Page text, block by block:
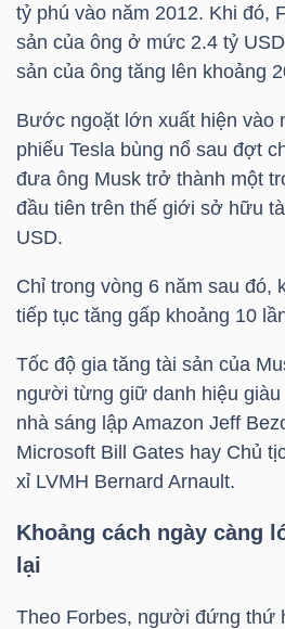
tỷ phú vào năm 2012. Khi đó,
sản của ông ở mức 2.4 tỷ USD
sản của ông tăng lên khoảng
Bước ngoặt lớn xuất hiện vào
phiếu Tesla bùng nổ sau đợt
đưa ông Musk trở thành một
đầu tiên trên thế giới sở hữu
USD.
Chỉ trong vòng 6 năm sau đó,
tiếp tục tăng gấp khoảng 10
Tốc độ gia tăng tài sản của
người từng giữ danh hiệu
nhà sáng lập Amazon Jeff
Microsoft Bill Gates hay Chủ
xỉ LVMH Bernard Arnault.
Khoảng cách ngày càng
lại
Theo Forbes, người đứng thứ
DOANH
NGHIỆP
CỔ
PHIẾU
PHÁI
SINH
TRÁI
PHIẾU
CÔNG
ĐẦU